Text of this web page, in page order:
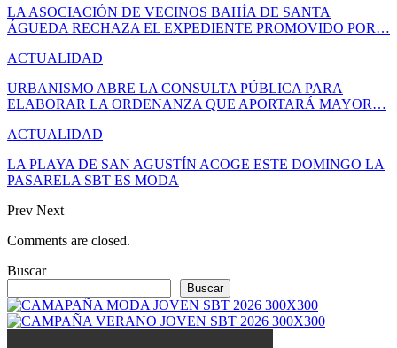
LA ASOCIACIÓN DE VECINOS BAHÍA DE SANTA
ÁGUEDA RECHAZA EL EXPEDIENTE PROMOVIDO POR…
ACTUALIDAD
URBANISMO ABRE LA CONSULTA PÚBLICA PARA
ELABORAR LA ORDENANZA QUE APORTARÁ MAYOR…
ACTUALIDAD
LA PLAYA DE SAN AGUSTÍN ACOGE ESTE DOMINGO LA
PASARELA SBT ES MODA
Prev Next
Comments are closed.
Buscar
Buscar